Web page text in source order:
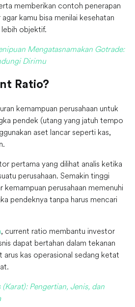
memberikan contoh penerapan
kamu bisa menilai kesehatan
objektif.
Mengatasnamakan Gotrade:
Dirimu
Ratio?
kemampuan perusahaan untuk
pendek (utang yang jatuh tempo
aset lancar seperti kas,
pertama yang dilihat analis ketika
perusahaan. Semakin tinggi
kemampuan perusahaan memenuhi
pendeknya tanpa harus mencari
, current ratio membantu investor
dapat bertahan dalam tekanan
arus kas operasional sedang ketat
(Karat): Pengertian, Jenis, dan